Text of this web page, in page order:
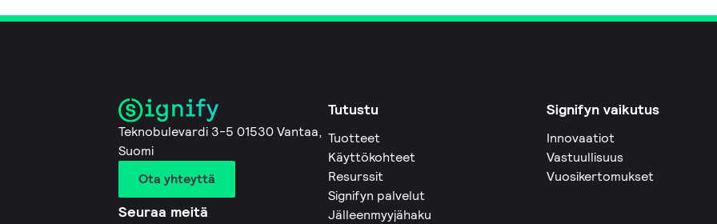
Teknobulevardi 3-5 01530 Vantaa,
Suomi
Ota yhteyttä
Seuraa meitä
Tutustu
Tuotteet
Käyttökohteet
Resurssit
Signifyn palvelut
Jälleenmyyjähaku
Signifyn vaikutus
Innovaatiot
Vastuullisuus
Vuosikertomukset